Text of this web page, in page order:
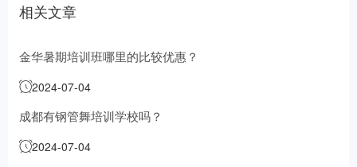
相关文章
金华暑期培训班哪里的比较优惠？
2024-07-04
成都有钢管舞培训学校吗？
2024-07-04